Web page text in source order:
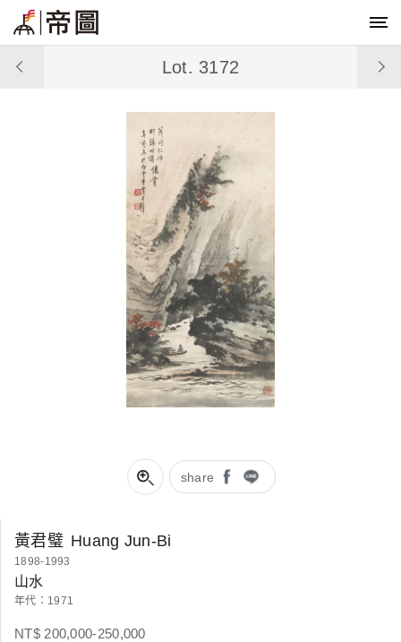
share
Lot. 3172
黃君璧 Huang Jun-Bi
1898-1993
山水
年代：1971
NT$ 200,000-250,000